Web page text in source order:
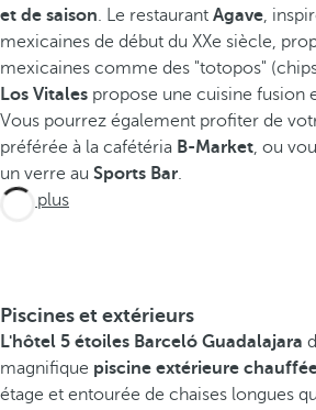
et de saison. Le restaurant Agave,
mexicaines de début du XXe siècle,
mexicaines comme des "totopos"
Los Vitales propose une cuisine fusion
Vous pourrez également profiter de
préférée à la cafétéria B-Market, ou
un verre au Sports Bar.
Voir plus
Piscines et extérieurs
L'hôtel 5 étoiles Barceló Guadalajara
magnifique piscine extérieure
étage et entourée de chaises longues